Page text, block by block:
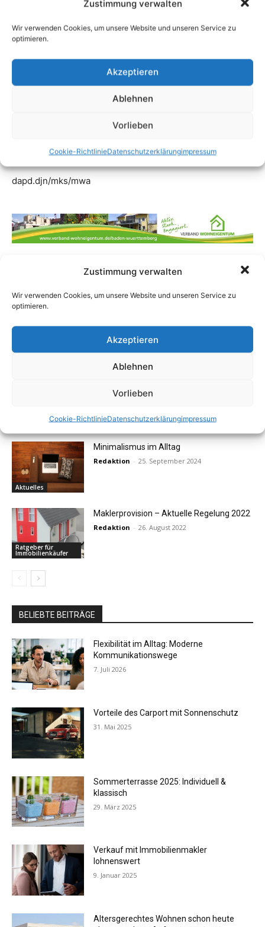
Zustimmung verwalten
Wir verwenden Cookies, um unsere Website und unseren Service zu
optimieren.
Akzeptieren
Ablehnen
Vorlieben
Cookie-RichtlinieDatenschutzerklärungimpressum